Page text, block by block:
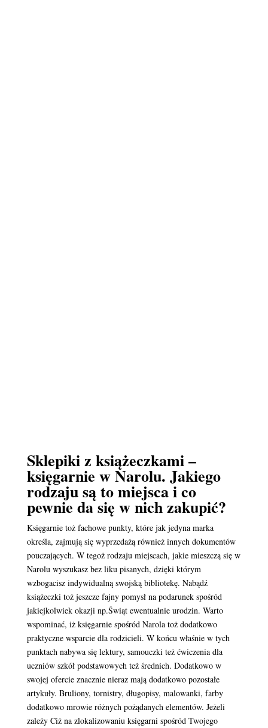
Sklepiki z książeczkami –
księgarnie w Narolu. Jakiego
rodzaju są to miejsca i co
pewnie da się w nich zakupić?
Księgarnie toż fachowe punkty, które jak jedyna marka
określa, zajmują się wyprzedażą również innych dokumentów
pouczających. W tegoż rodzaju miejscach, jakie mieszczą się w
Narolu wyszukasz bez liku pisanych, dzięki którym
wzbogacisz indywidualną swojską bibliotekę. Nabądź
książeczki toż jeszcze fajny pomysł na podarunek spośród
jakiejkolwiek okazji np.Świąt ewentualnie urodzin. Warto
wspominać, iż księgarnie spośród Narola toż dodatkowo
praktyczne wsparcie dla rodzicieli. W końcu właśnie w tych
punktach nabywa się lektury, samouczki też ćwiczenia dla
uczniów szkół podstawowych też średnich. Dodatkowo w
swojej ofercie znacznie nieraz mają dodatkowo pozostałe
artykuły. Bruliony, tornistry, długopisy, malowanki, farby
dodatkowo mrowie różnych pożądanych elementów. Jeżeli
zależy Ciż na zlokalizowaniu księgarni spośród Twojego